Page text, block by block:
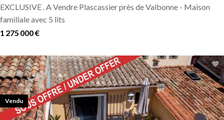
EXCLUSIVE . A Vendre Plascassier près de Valbonne - Maison
familiale avec 5 lits
1 275 000 €
Vendu